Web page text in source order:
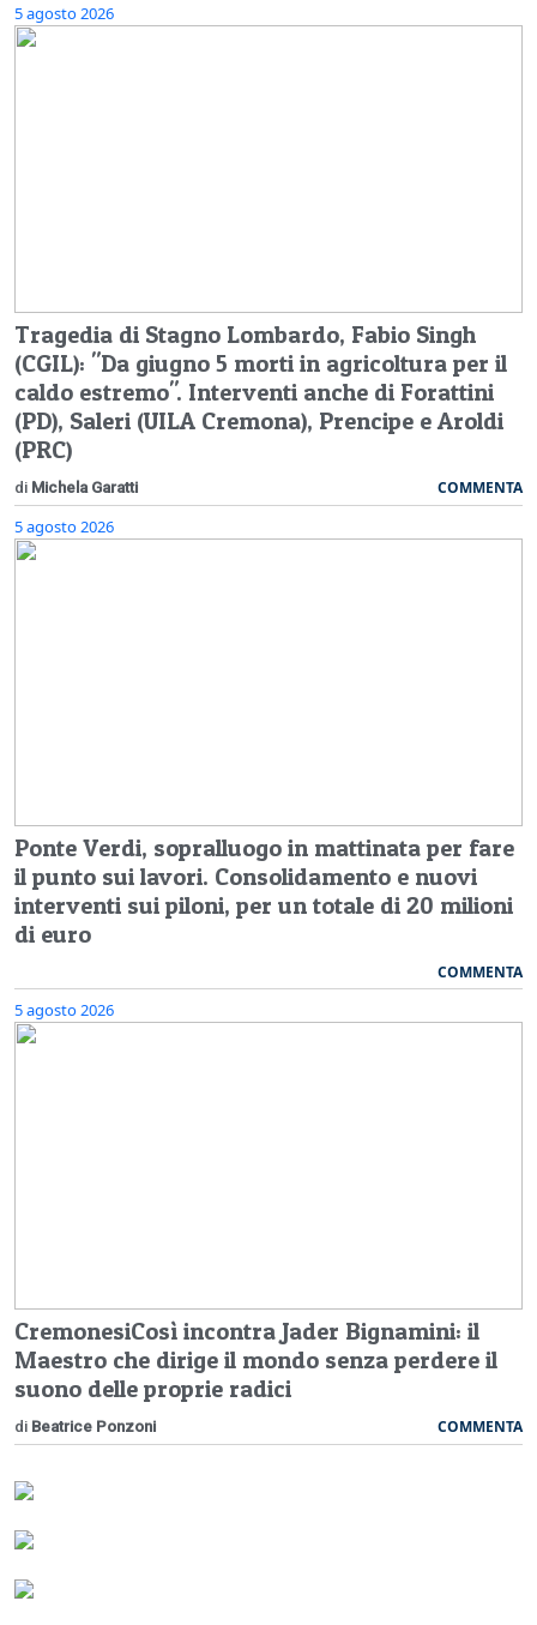
5 agosto 2026
Tragedia di Stagno Lombardo, Fabio Singh
(CGIL): "Da giugno 5 morti in agricoltura per il
caldo estremo". Interventi anche di Forattini
(PD), Saleri (UILA Cremona), Prencipe e Aroldi
(PRC)
di Michela Garatti COMMENTA
5 agosto 2026
Ponte Verdi, sopralluogo in mattinata per fare
il punto sui lavori. Consolidamento e nuovi
interventi sui piloni, per un totale di 20 milioni
di euro
COMMENTA
5 agosto 2026
CremonesiCosì incontra Jader Bignamini: il
Maestro che dirige il mondo senza perdere il
suono delle proprie radici
di Beatrice Ponzoni COMMENTA